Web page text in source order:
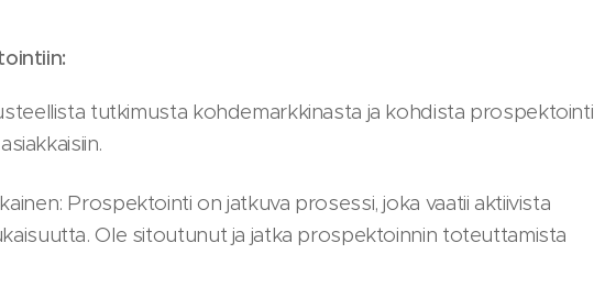
tutkimusta kohdemarkkinasta ja kohdista prospektointi
Prospektointi on jatkuva prosessi, joka vaatii aktiivista
Ole sitoutunut ja jatka prospektoinnin toteuttamista